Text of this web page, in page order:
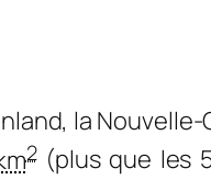
la
2(plus que les